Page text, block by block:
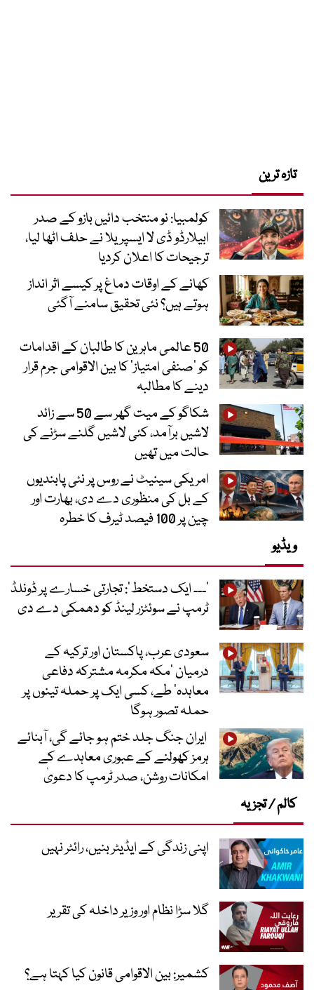
تازہ ترین
کولمبیا: نو منتخب دائیں بازو کے صدر
ابیلارڈو ڈی لا ایسپریلا نے حلف اٹھا لیا،
ترجیحات کا اعلان کردیا
کھانے کے اوقات دماغ پر کیسے اثر انداز
ہوتے ہیں؟ نئی تحقیق سامنے آگئی
50 عالمی ماہرین کا طالبان کے اقدامات
کو ’صنفی امتیاز‘ کا بین الاقوامی جرم قرار
دینے کا مطالبہ
شکاگو کے میت گھر سے 50 سے زائد
لاشیں برآمد، کئی لاشیں گلنے سڑنے کی
حالت میں تھیں
امریکی سینیٹ نے روس پر نئی پابندیوں
کے بل کی منظوری دے دی، بھارت اور
چین پر 100 فیصد ٹیرف کا خطرہ
ویڈیو
’۔۔۔ ایک دستخط‘: تجارتی خسارے پر ڈونلڈ
ٹرمپ نے سوئٹزر لینڈ کو دھمکی دے دی
سعودی عرب، پاکستان اور ترکیہ کے
درمیان ’مکہ مکرمہ مشترکہ دفاعی
معاہدہ‘ طے، کسی ایک پر حملہ تینوں پر
حملہ تصور ہوگا
ایران جنگ جلد ختم ہو جائے گی، آبنائے
ہرمز کھولنے کے عبوری معاہدے کے
امکانات روشن، صدر ٹرمپ کا دعویٰ
کالم / تجزیہ
اپنی زندگی کے ایڈیٹر بنیں، رائٹر نہیں
گلا سڑا نظام اور وزیر داخلہ کی تقریر
کشمیر: بین الاقوامی قانون کیا کہتا ہے؟